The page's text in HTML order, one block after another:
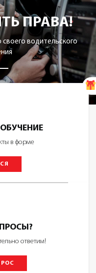
ПРАВА!
водительского
в форме
ответим!